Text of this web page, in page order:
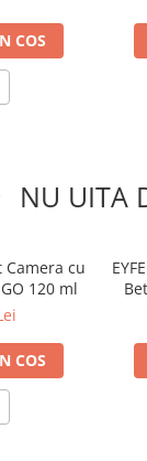
COS
NU UITA
Camera cu
120 ml
COS